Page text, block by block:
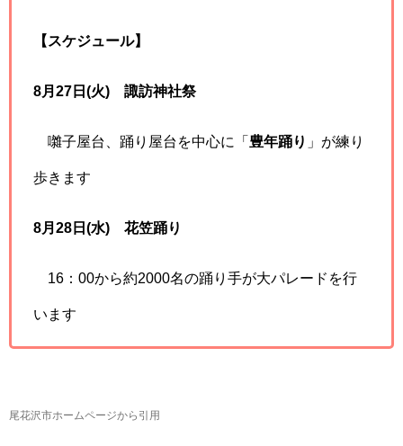
【スケジュール】
8月27日(火) 諏訪神社祭
囃子屋台、踊り屋台を中心に「 豊年踊り 」が練り
歩きます
8月28日(水) 花笠踊り
16：00から約2000名の踊り手が大パレードを行
います
尾花沢市ホームページから引用